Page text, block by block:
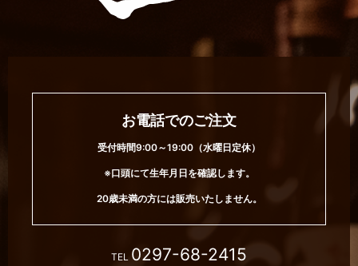
お電話でのご注文
受付時間9:00～19:00（水曜日定休）
※口頭にて生年月日を確認します。
20歳未満の方には販売いたしません。
TEL 0297-68-2415